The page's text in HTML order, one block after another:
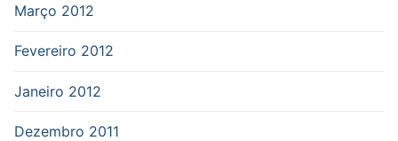
Março 2012
Fevereiro 2012
Janeiro 2012
Dezembro 2011